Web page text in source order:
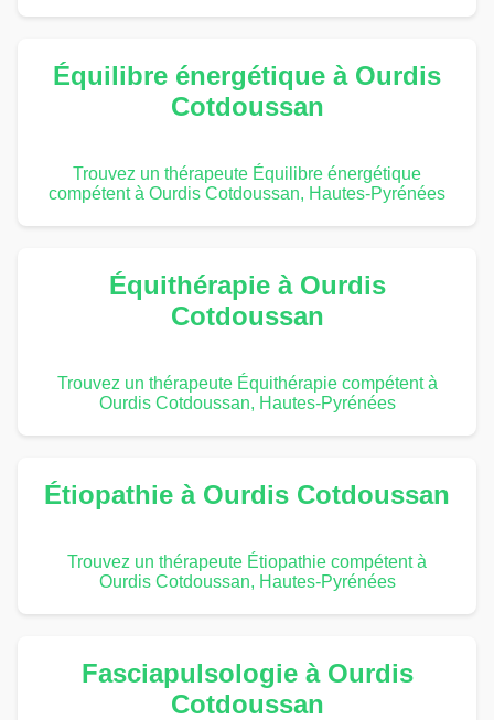
Équilibre énergétique à Ourdis
Cotdoussan
Trouvez un thérapeute Équilibre énergétique
compétent à Ourdis Cotdoussan, Hautes-Pyrénées
Équithérapie à Ourdis
Cotdoussan
Trouvez un thérapeute Équithérapie compétent à
Ourdis Cotdoussan, Hautes-Pyrénées
Étiopathie à Ourdis Cotdoussan
Trouvez un thérapeute Étiopathie compétent à
Ourdis Cotdoussan, Hautes-Pyrénées
Fasciapulsologie à Ourdis
Cotdoussan